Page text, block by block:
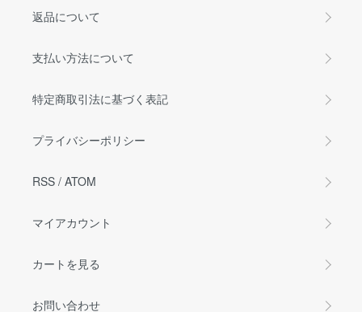
返品について
支払い方法について
特定商取引法に基づく表記
プライバシーポリシー
RSS / ATOM
マイアカウント
カートを見る
お問い合わせ